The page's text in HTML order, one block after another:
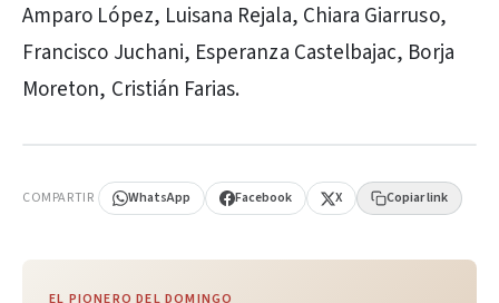
Amparo López, Luisana Rejala, Chiara Giarruso,
Francisco Juchani, Esperanza Castelbajac, Borja
Moreton, Cristián Farias.
COMPARTIR WhatsApp Facebook X Copiar link
EL PIONERO DEL DOMINGO